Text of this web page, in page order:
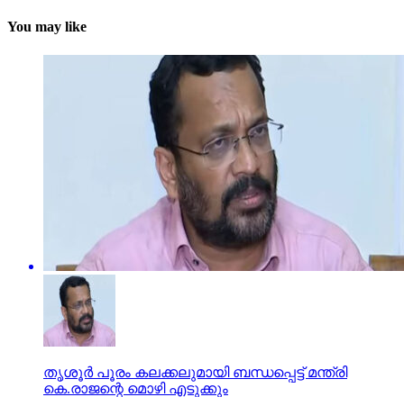
You may like
തൃശൂര്‍ പൂരം കലക്കലുമായി ബന്ധപ്പെട്ട് മന്ത്രി
കെ.രാജന്റെ മൊഴി എടുക്കും